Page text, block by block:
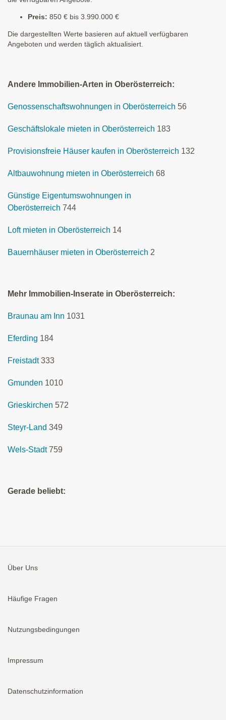
Preis: 850 € bis 3.990.000 €
Die dargestellten Werte basieren auf aktuell verfügbaren
Angeboten und werden täglich aktualisiert.
Andere Immobilien-Arten in Oberösterreich:
Genossenschaftswohnungen in Oberösterreich 56
Geschäftslokale mieten in Oberösterreich 183
Provisionsfreie Häuser kaufen in Oberösterreich 132
Altbauwohnung mieten in Oberösterreich 68
Günstige Eigentumswohnungen in
Oberösterreich 744
Loft mieten in Oberösterreich 14
Bauernhäuser mieten in Oberösterreich 2
Mehr Immobilien-Inserate in Oberösterreich:
Braunau am Inn 1031
Eferding 184
Freistadt 333
Gmunden 1010
Grieskirchen 572
Steyr-Land 349
Wels-Stadt 759
Gerade beliebt:
Über Uns
Häufige Fragen
Nutzungsbedingungen
Impressum
Datenschutzinformation